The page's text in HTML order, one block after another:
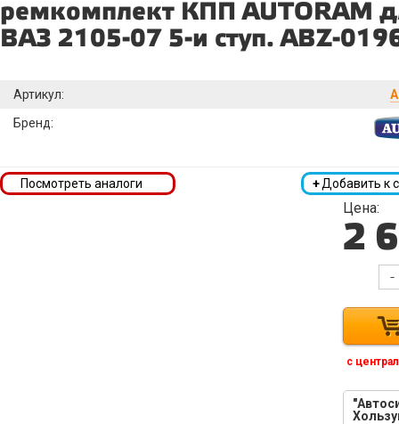
ремкомплект КПП AUTORAM
ВАЗ 2105-07 5-и ступ. ABZ-
Артикул:
Бренд:
+Добавить к
Посмотреть аналоги
Цена:
2
-
с